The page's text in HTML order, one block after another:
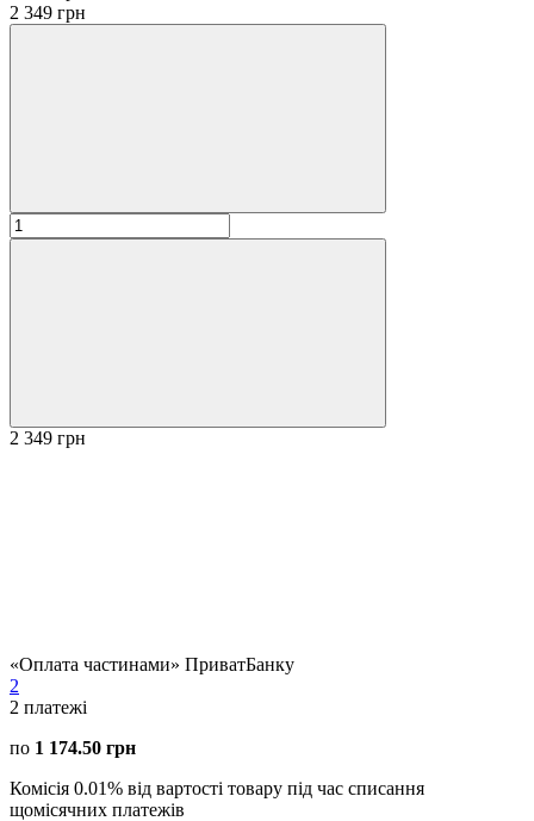
2 349 грн
2 349 грн
«Оплата частинами» ПриватБанку
2
2 платежі
по 1 174.50 грн
Комісія 0.01% від вартості товару під час списання
щомісячних платежів